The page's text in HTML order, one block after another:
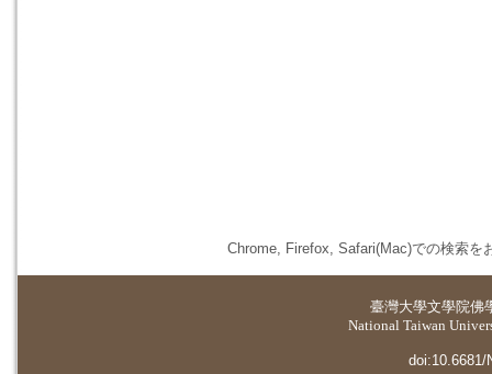
Chrome, Firefox, Safari(Mac)での検索を
臺灣大學文學院佛
National Taiwan
doi:10.6681/